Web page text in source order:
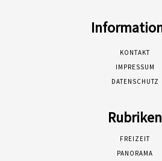
KONTAKT
IMPRESSUM
DATENSCHUTZ
Rubriken
FREIZEIT
PANORAMA